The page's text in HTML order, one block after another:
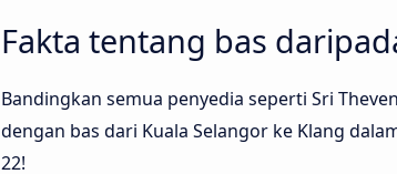
Fakta tentang bas
Bandingkan semua penyedia seperti Sri
dengan bas dari Kuala Selangor ke Klang
22!